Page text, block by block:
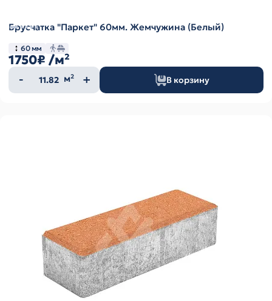
Брусчатка "Паркет" 60мм. Жемчужина (Белый)
60 мм
1750₽ /м²
Количество
товара
м² В корзину